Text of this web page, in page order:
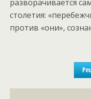
разворачивается
столетия:
против «они»,